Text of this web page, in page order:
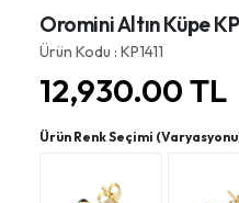
Oromini Altın Küpe
Ürün Kodu : KP1411
12,930.00TL
Ürün Renk Seçimi